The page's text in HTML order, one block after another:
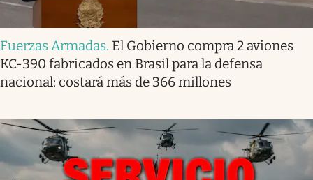
Fuerzas Armadas. El Gobierno compra 2 aviones
KC-390 fabricados en Brasil para la defensa
nacional: costará más de 366 millones